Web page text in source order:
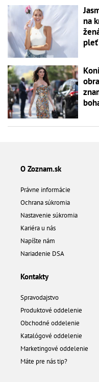
na
pleť
O Zoznam.sk
Právne informácie
Ochrana súkromia
Nastavenie súkromia
Kariéra u nás
Napíšte nám
Nariadenie DSA
Kontakty
Spravodajstvo
Produktové oddelenie
Obchodné oddelenie
Katalógové oddelenie
Marketingové oddelenie
Máte pre nás tip?